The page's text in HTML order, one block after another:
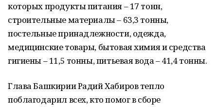
которых продукты питания – 17 тонн,
строительные материалы – 63,3 тонны,
постельные принадлежности, одежда,
медицинские товары, бытовая химия и средства
гигиены – 11,5 тонны, питьевая вода – 41,4 тонны.
Глава Башкирии Радий Хабиров тепло
поблагодарил всех, кто помог в сборе